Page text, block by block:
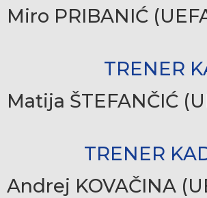
Miro PRIBANIĆ
TRENER
Matija ŠTEFANČIĆ
TRENER
Andrej KOVAČINA